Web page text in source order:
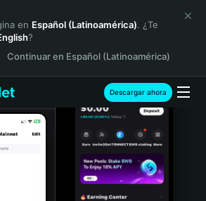
en Español (Latinoamérica). ¿Te
?
Continuar en Español (Latinoamérica)
Descargar ahora